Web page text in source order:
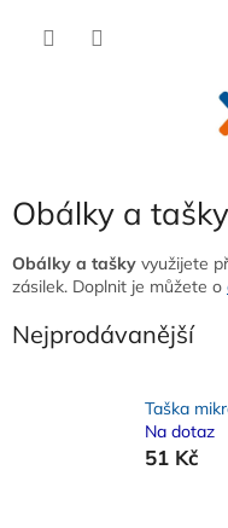
Obálky a tašky
Obálky a tašky využijete
zásilek. Doplnit je můžete o
Nejprodávanější
Taška
Na dotaz
51 Kč